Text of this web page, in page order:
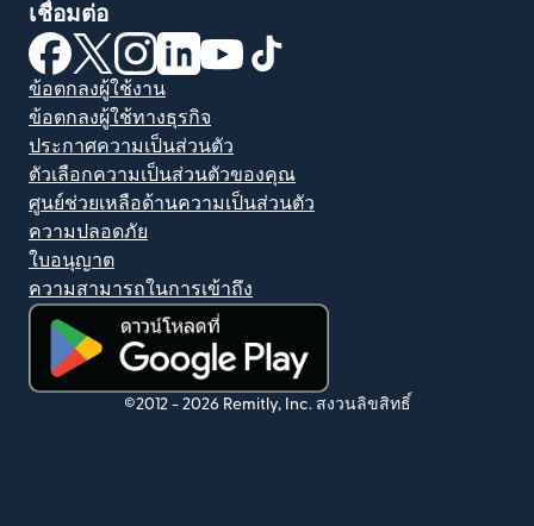
เชื่อมต่อ
(เปิดในหน้าต่างใหม่)
(เปิดในหน้าต่างใหม่)
(เปิดในหน้าต่างใหม่)
(เปิดในหน้าต่างใหม่)
(เปิดในหน้าต่างใหม่)
ข้อตกลงผู้ใช้งาน
ข้อตกลงผู้ใช้ทางธุรกิจ
ประกาศความเป็นส่วนตัว
ตัวเลือกความเป็นส่วนตัวของคุณ
ศูนย์ช่วยเหลือด้านความเป็นส่วนตัว
ความปลอดภัย
ใบอนุญาต
ความสามารถในการเข้าถึง
(เปิดในหน้าต่างใหม่)
©2012 - 2026 Remitly, Inc. สงวนลิขสิทธิ์